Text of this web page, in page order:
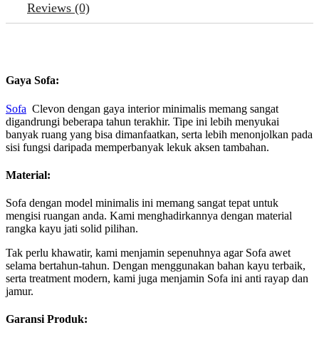
Reviews (0)
Gaya Sofa:
Sofa Clevon dengan gaya interior minimalis memang sangat
digandrungi beberapa tahun terakhir. Tipe ini lebih menyukai
banyak ruang yang bisa dimanfaatkan, serta lebih menonjolkan pada
sisi fungsi daripada memperbanyak lekuk aksen tambahan.
Material:
Sofa dengan model minimalis ini memang sangat tepat untuk
mengisi ruangan anda. Kami menghadirkannya dengan material
rangka kayu jati solid pilihan.
Tak perlu khawatir, kami menjamin sepenuhnya agar Sofa awet
selama bertahun-tahun. Dengan menggunakan bahan kayu terbaik,
serta treatment modern, kami juga menjamin Sofa ini anti rayap dan
jamur.
Garansi Produk: